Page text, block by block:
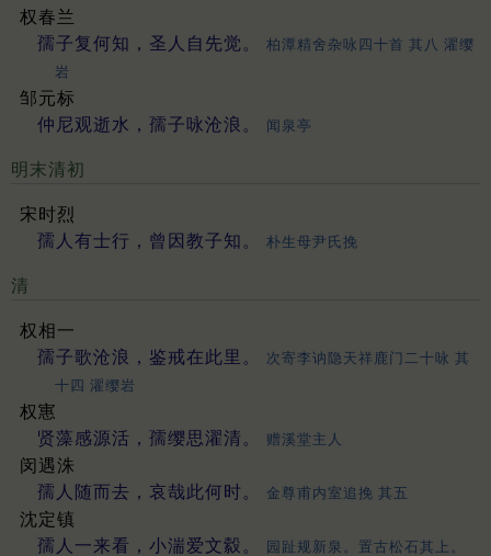
权春兰
孺子复何知，圣人自先觉。
柏潭精舍杂咏四十首 其八 濯缨
岩
邹元标
仲尼观逝水，孺子咏沧浪。
闻泉亭
明末清初
宋时烈
孺人有士行，曾因教子知。
朴生母尹氏挽
清
权相一
孺子歌沧浪，鉴戒在此里。
次寄李讷隐天祥鹿门二十咏 其
十四 濯缨岩
权寭
贤藻感源活，孺缨思濯清。
赠溪堂主人
闵遇洙
孺人随而去，哀哉此何时。
金尊甫内室追挽 其五
沈定镇
孺人一来看，小湍爱文縠。
园趾规新泉。置古松石其上。